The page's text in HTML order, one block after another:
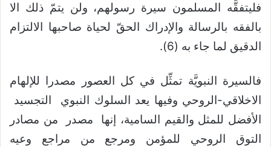
فليتفقَّه المسلمون سيرة رسولهم، ولن يتمّ ذلك الا
بالفقه بالرسالة والإدراك الحقّ لحياة صاحبها الالتزام
الدقيق لما جاء به (6).
فالسيرة النبويَّة تمثِّل في كل العصور مصدرا للإلهام
الاخلاقي-الروحي وفيها يعد السلوك النبوي التجسيد
الأفضل للمثل والقيم السامية، إنها مصدر من مصادر
التوق الروحي للمؤمن ومرجع من مراجع وعيه